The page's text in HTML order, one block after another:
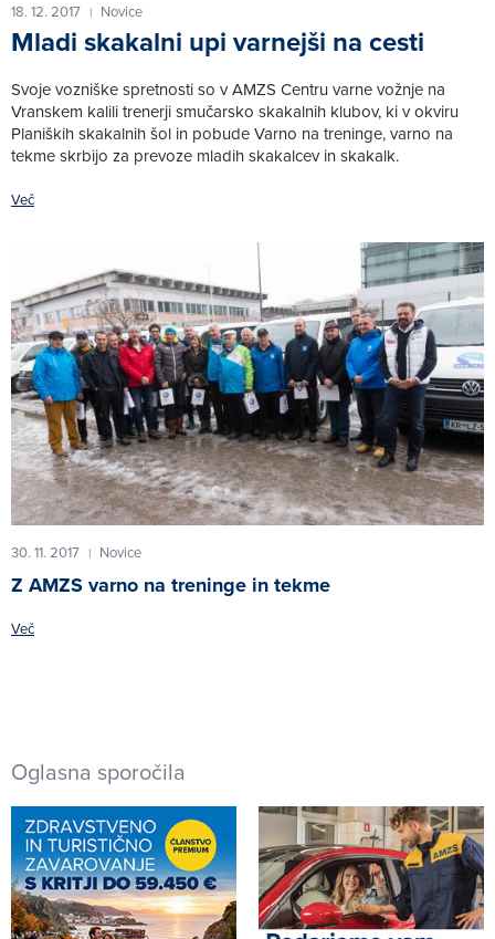
18. 12. 2017 | Novice
Mladi skakalni upi varnejši na cesti
Svoje vozniške spretnosti so v AMZS Centru varne vožnje na
Vranskem kalili trenerji smučarsko skakalnih klubov, ki v okviru
Planiških skakalnih šol in pobude Varno na treninge, varno na
tekme skrbijo za prevoze mladih skakalcev in skakalk.
Več
30. 11. 2017 | Novice
Z AMZS varno na treninge in tekme
Več
Oglasna sporočila